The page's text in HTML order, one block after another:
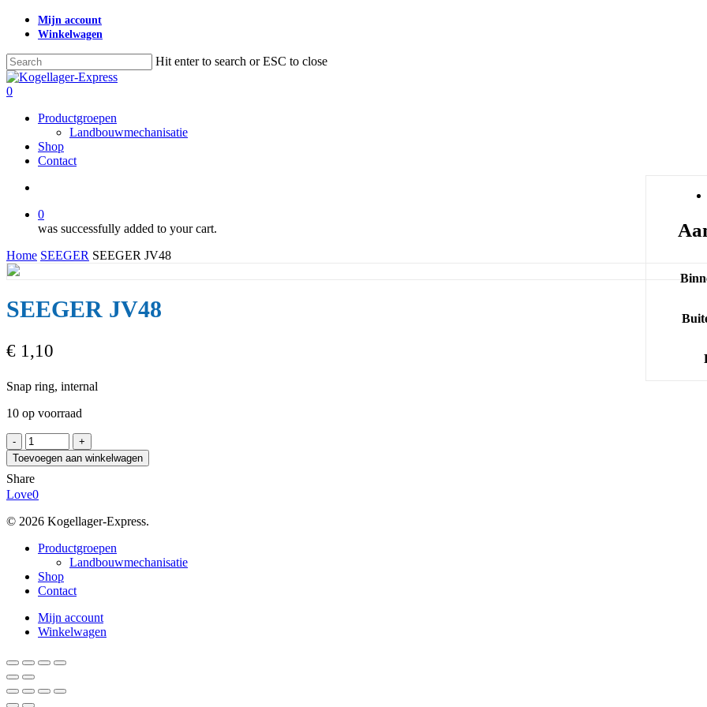
Skip
content
Mijn account
Winkelwagen
Hit enter to search or ESC to close
Close
Search
search
0
Productgroepen
Landbouwmechanisatie
Shop
Contact
0
was successfully added to your cart.
Home SEEGER SEEGER JV48
SEEGER JV48
€ 1,10
Snap ring, internal
10 op voorraad
SEEGER
JV48
aantal
Toevoegen aan winkelwagen
Share
Love0
© 2026 Kogellager-Express.
Close
Productgroepen
Landbouwmechanisatie
Shop
Contact
Mijn account
Winkelwagen